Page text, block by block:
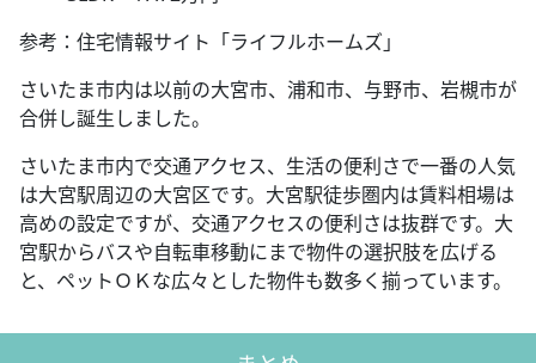
参考：住宅情報サイト「ライフルホームズ」
さいたま市内は以前の大宮市、浦和市、与野市、岩槻市が
合併し誕生しました。
さいたま市内で交通アクセス、生活の便利さで一番の人気
は大宮駅周辺の大宮区です。大宮駅徒歩圏内は賃料相場は
高めの設定ですが、交通アクセスの便利さは抜群です。大
宮駅からバスや自転車移動にまで物件の選択肢を広げる
と、ペットＯＫな広々とした物件も数多く揃っています。